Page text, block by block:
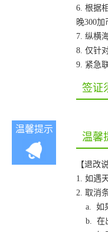
6. 根据
晚300
7. 纵横
8. 仅针
9. 紧急
签证
温馨提示
温馨
【退改
1. 如遇
2. 取消
a. 如
b. 在